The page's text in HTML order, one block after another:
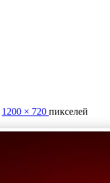
1200 × 720 пикселей